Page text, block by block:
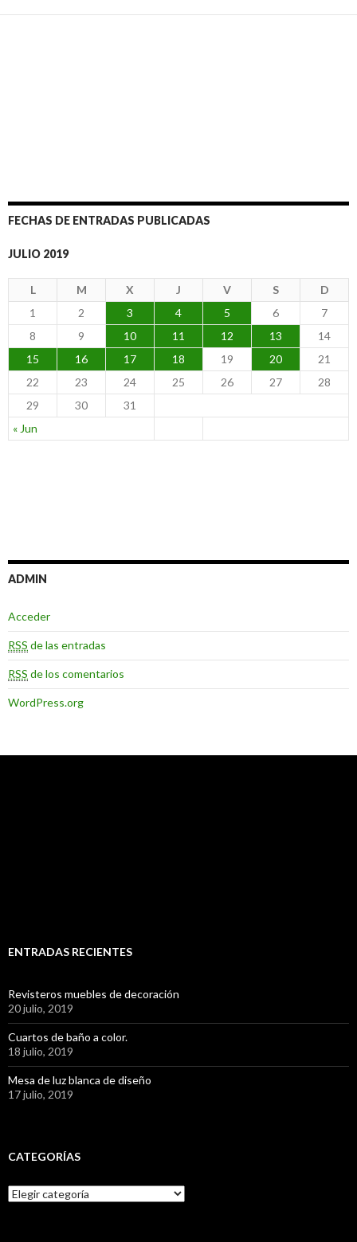
FECHAS DE ENTRADAS PUBLICADAS
JULIO 2019
L M X J V S D
« Jun
1 2 3 4 5 6
7
8
9 10 11 12 13
14
15
16 17 18 19 20
21
22
23 24 25 26 27
28
29
30 31
ADMIN
Acceder
RSS de las entradas
RSS de los comentarios
WordPress.org
ENTRADAS RECIENTES
Revisteros muebles de decoración
20 julio, 2019
Cuartos de baño a color.
18 julio, 2019
Mesa de luz blanca de diseño
17 julio, 2019
CATEGORÍAS
C
a